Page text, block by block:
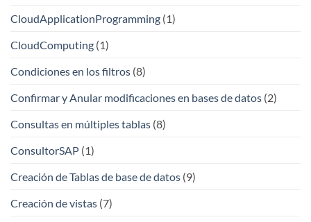
CloudApplicationProgramming (1)
CloudComputing (1)
Condiciones en los filtros (8)
Confirmar y Anular modificaciones en bases de datos (2)
Consultas en múltiples tablas (8)
ConsultorSAP (1)
Creación de Tablas de base de datos (9)
Creación de vistas (7)